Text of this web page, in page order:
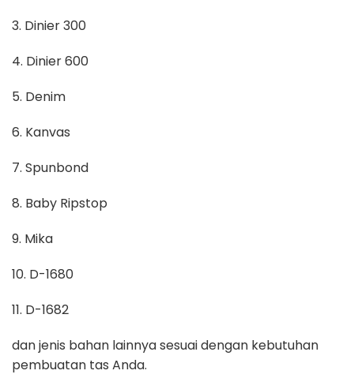
3. Dinier 300
4. Dinier 600
5. Denim
6. Kanvas
7. Spunbond
8. Baby Ripstop
9. Mika
10. D-1680
11. D-1682
dan jenis bahan lainnya sesuai dengan kebutuhan
pembuatan tas Anda.